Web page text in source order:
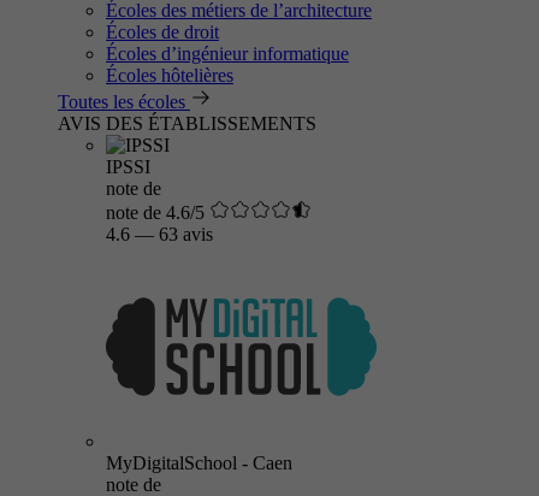
Écoles des métiers de l’architecture
Écoles de droit
Écoles d’ingénieur informatique
Écoles hôtelières
Toutes les écoles
AVIS DES ÉTABLISSEMENTS
IPSSI
note de
note de 4.6/5
4.6 — 63 avis
MyDigitalSchool - Caen
note de